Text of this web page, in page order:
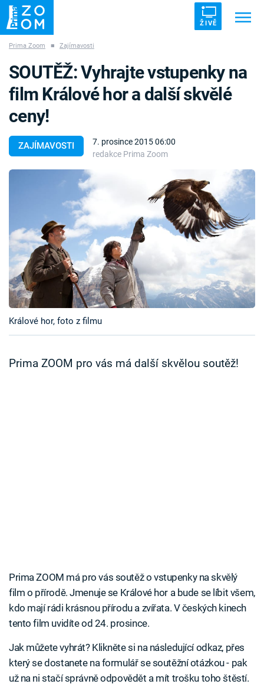
ŽIVĚ
ZÁHADY VETŘELCI DÁVNOVĚKU
Témata
Pořady
TV Program
Časopis
Sledujte prima+
Prima Zoom ■ Zajímavosti
ZAJÍMAVOSTI
7. prosince 2015 06:00
redakce Prima Zoom
SOUTĚŽ: Vyhrajte vstupenky na
film Králové hor a další skvělé
ceny!
Králové hor, foto z filmu
Prima ZOOM pro vás má další skvělou soutěž!
Prima ZOOM má pro vás soutěž o vstupenky na skvělý
film o přírodě. Jmenuje se Králové hor a bude se líbit všem,
kdo mají rádi krásnou přírodu a zvířata. V českých kinech
tento film uvidíte od 24. prosince.
Jak můžete vyhrát? Klikněte si na následující odkaz, přes
který se dostanete na formulář se soutěžní otázkou - pak
už na ni stačí správně odpovědět a mít trošku toho štěstí.